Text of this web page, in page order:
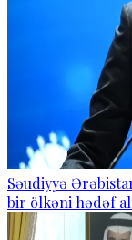
Səudiyyə
bir ölkəni hədəf